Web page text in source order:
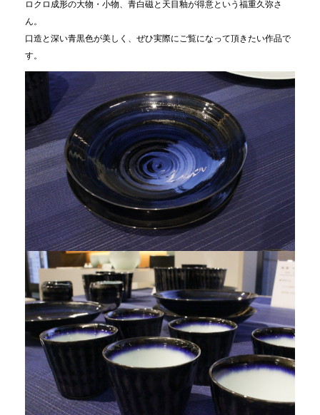
ロクロ成形の大物・小物、青白磁と天目釉が得意という福重久弥さ
ん。
口造と深い青黒色が美しく、ぜひ実際にご覧になって頂きたい作品で
す。